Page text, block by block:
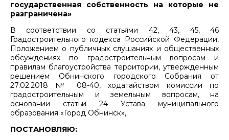
государственная собственность на которые не
разграничена»
В соответствии со статьями 42, 43, 45, 46
Градостроительного кодекса Российской Федерации,
Положением о публичных слушаниях и общественных
обсуждениях по градостроительным вопросам и
правилам благоустройства территории, утвержденным
решением Обнинского городского Собрания от
27.02.2018 № 08-40, ходатайством комиссии по
градостроительным и земельным вопросам, на
основании статьи 24 Устава муниципального
образования «Город Обнинск»,
ПОСТАНОВЛЯЮ: